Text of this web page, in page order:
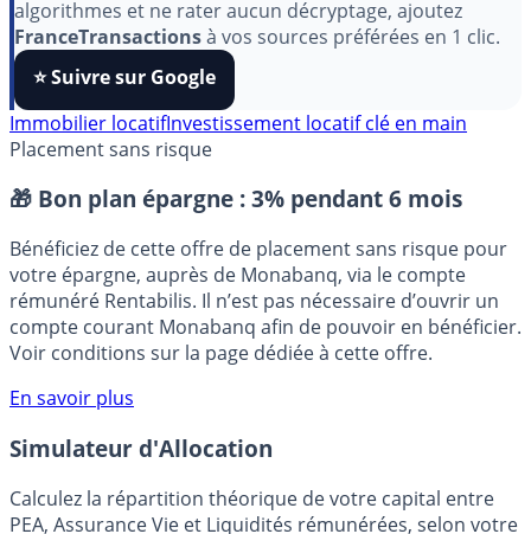
Pour soutenir le travail de notre équipe face aux
algorithmes et ne rater aucun décryptage, ajoutez
FranceTransactionsà vos sources préférées en 1 clic.
⭐️ Suivre sur Google
Immobilier locatifInvestissement locatif clé en main
Placement sans risque
🎁 Bon plan épargne : 3% pendant 6 mois
Bénéficiez de cette offre de placement sans risque pour
votre épargne, auprès de Monabanq, via le compte
rémunéré Rentabilis. Il n’est pas nécessaire d’ouvrir un
compte courant Monabanq afin de pouvoir en bénéficier.
Voir conditions sur la page dédiée à cette offre.
En savoir plus
Simulateur d'Allocation